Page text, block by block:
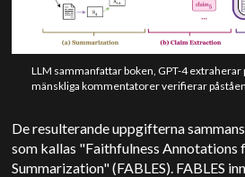
LLM sammanfattar boken, GPT-4 extraherar
mänskliga kommentatorer verifierar
De resulterande uppgifterna
som kallas "Faithfulness
Summarization" (FABLES). FABLES